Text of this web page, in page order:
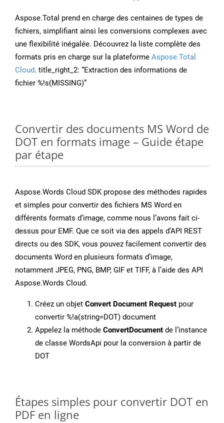
Aspose.Total prend en charge des centaines de types de
fichiers, simplifiant ainsi les conversions complexes avec
une flexibilité inégalée. Découvrez la liste complète des
formats pris en charge sur la plateforme Aspose.Total
Cloud. title_right_2: “Extraction des informations de
fichier %!s(MISSING)”
Convertir des documents MS Word de
DOT en formats image – Guide étape
par étape
Aspose.Words Cloud SDK propose des méthodes rapides
et simples pour convertir des fichiers MS Word en
différents formats d’image, comme nous l’avons fait ci-
dessus pour EMF. Que ce soit via des appels d’API REST
directs ou des SDK, vous pouvez facilement convertir des
documents Word en plusieurs formats d’image,
notamment JPEG, PNG, BMP, GIF et TIFF, à l’aide des API
Aspose.Words Cloud.
Créez un objet Convert Document Request pour
convertir %!a(string=DOT) document
Appelez la méthode ConvertDocument de l’instance
de classe WordsApi pour la conversion à partir de
DOT
Étapes simples pour convertir DOT en
PDF en ligne